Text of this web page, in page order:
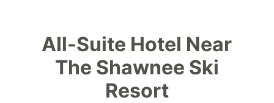
All-Suite Hotel Near
The Shawnee Ski
Resort